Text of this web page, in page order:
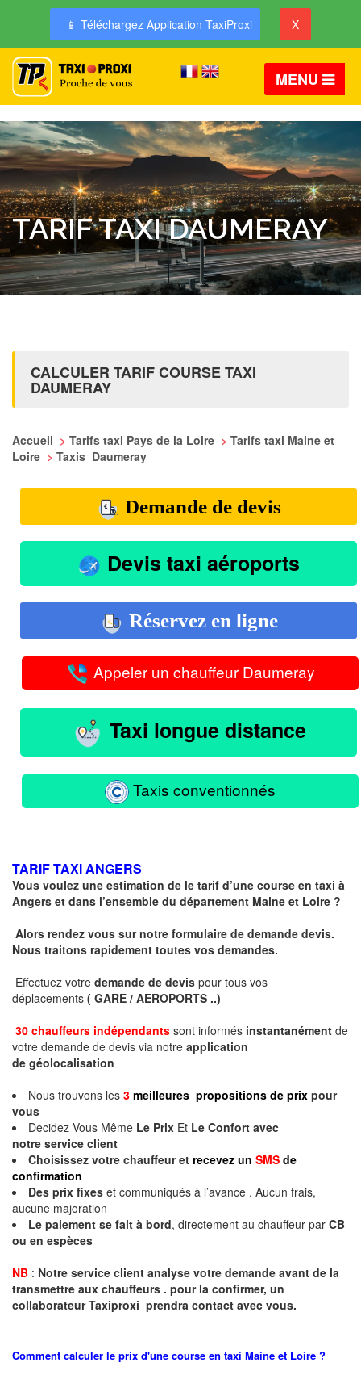
📱 Téléchargez Application TaxiProxi X
MENU
TARIF TAXI DAUMERAY
CALCULER TARIF COURSE TAXI
DAUMERAY
Accueil > Tarifs taxi Pays de la Loire > Tarifs taxi Maine et
Loire > Taxis Daumeray
Demande de devis
Devis taxi aéroports
Réservez en ligne
Appeler un chauffeur Daumeray
Taxi longue distance
Taxis conventionnés
TARIF TAXI ANGERS
Vous voulez une estimation de le tarif d’une course en taxi à
Angers et dans l’ensemble du département Maine et Loire ?
Alors rendez vous sur notre formulaire de demande devis.
Nous traitons rapidement toutes vos demandes.
Effectuez votre demande de devis pour tous vos
déplacements ( GARE / AEROPORTS ..)
30 chauffeurs indépendants sont informés instantanément de
votre demande de devis via notre application
de géolocalisation
Nous trouvons les 3 meilleures propositions de prix pour
vous
Decidez Vous Même Le Prix Et Le Confort avec
notre service client
Choisissez votre chauffeur et recevez un SMS de
confirmation
Des prix fixes et communiqués à l’avance . Aucun frais,
aucune majoration
Le paiement se fait à bord, directement au chauffeur par CB
ou en espèces
NB : Notre service client analyse votre demande avant de la
transmettre aux chauffeurs . pour la confirmer, un
collaborateur Taxiproxi prendra contact avec vous.
Comment calculer le prix d'une course en taxi Maine et Loire ?